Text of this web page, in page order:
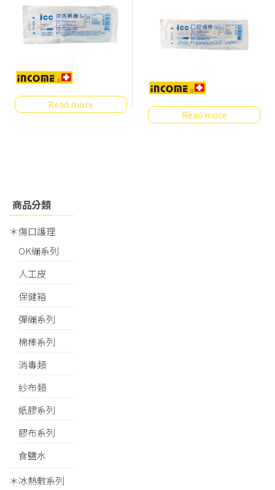
Read more
Read more
商品分類
＊傷口護理
OK繃系列
人工皮
保健箱
彈繃系列
棉棒系列
消毒類
紗布類
紙膠系列
膠布系列
食鹽水
＊冰熱敷系列